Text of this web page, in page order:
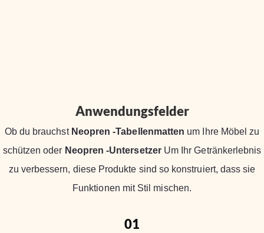
Anwendungsfelder
Ob du brauchst Neopren -Tabellenmatten um Ihre Möbel zu
schützen oder Neopren -Untersetzer Um Ihr Getränkerlebnis
zu verbessern, diese Produkte sind so konstruiert, dass sie
Funktionen mit Stil mischen.
01